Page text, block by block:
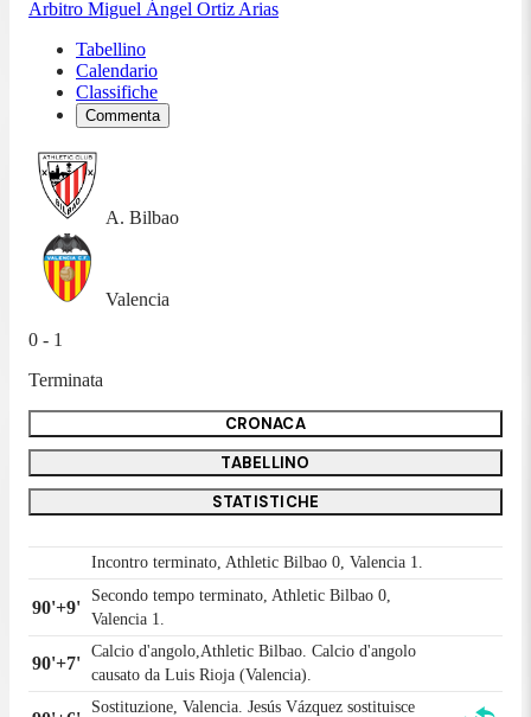
Arbitro Miguel Ángel Ortiz Arias
Tabellino
Calendario
Classifiche
Commenta
A. Bilbao
Valencia
0 - 1
Terminata
CRONACA
TABELLINO
STATISTICHE
Incontro terminato, Athletic Bilbao 0, Valencia 1.
90'+9'
Secondo tempo terminato, Athletic Bilbao 0,
Valencia 1.
90'+7'
Calcio d'angolo,Athletic Bilbao. Calcio d'angolo
causato da Luis Rioja (Valencia).
Sostituzione, Valencia. Jesús Vázquez sostituisce